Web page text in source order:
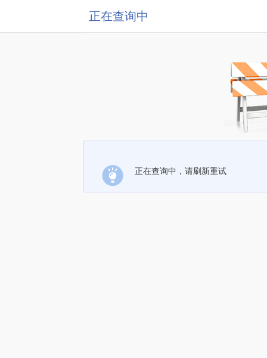
正在查询中
正在查询中，请刷新重试